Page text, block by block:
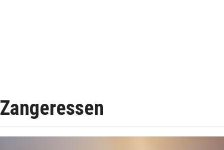
Zangeressen